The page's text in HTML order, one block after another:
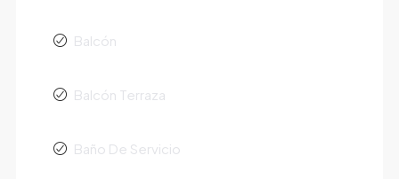
Balcón
Balcón Terraza
Baño De Servicio